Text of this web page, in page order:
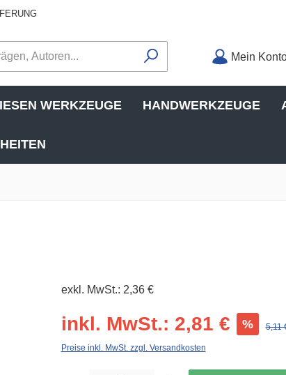
Mein
WERKZEUGE HANDWERKZEUGE
exkl. MwSt.: 2,36 €
inkl. MwSt.: 2,81 € % 5,11
Preise inkl. MwSt. zzgl. Versandkosten